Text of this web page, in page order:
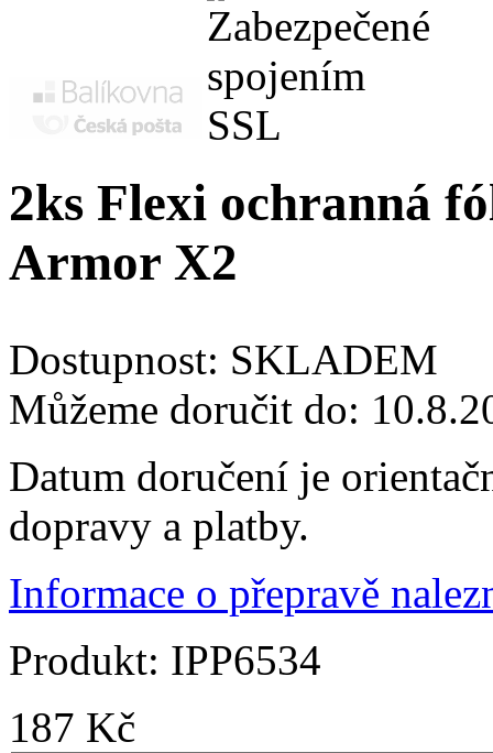
2ks Flexi ochranná
Armor X2
Dostupnost: SKLADEM
Můžeme doručit do:
Datum doručení je
dopravy a platby.
Informace o přepravě
Produkt: IPP6534
187 Kč